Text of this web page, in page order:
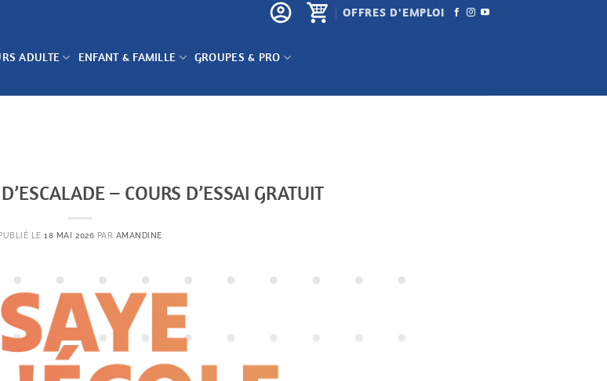
OFFRES D'EMPLOI
ADULTE ENFANT & FAMILLE GROUPES & PRO
– COURS D’ESSAI GRATUIT
PUBLIÉ LE18 MAI 2026 PAR AMANDINE